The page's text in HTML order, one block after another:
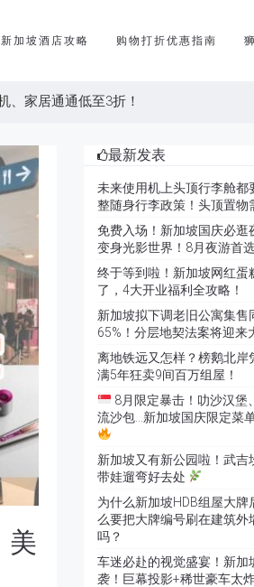
新加坡酒店攻略 购物打折优惠指南
、家居通通低至3折！
美
最新发表
未来使用机上头顶行李舱都
整随身行李政策！头顶置物
免费入场！新加坡国庆必
变身光影世界！8月夜游首选
终于等到啦！新加坡网红蛋
了，4大开业福利全攻略！
新加坡拟下调老旧公寓集售
65%！分层地契法案将迎来
离地铁远又怎样？榜鹅北岸
满5年狂卖9间百万组屋！
8月限定暴击！叻沙汉堡
流沙包…新加坡国庆限定菜
新加坡又有新公园啦！武吉
带娃遛弯好去处
为什么新加坡HDB组屋大
么要把大牌编号刷在建筑外
吗？
车迷必赴的视觉盛宴！新
袭！巨幕投影+稀世豪车太炸